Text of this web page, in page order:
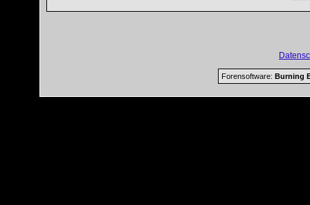
Forensoftware: Burning